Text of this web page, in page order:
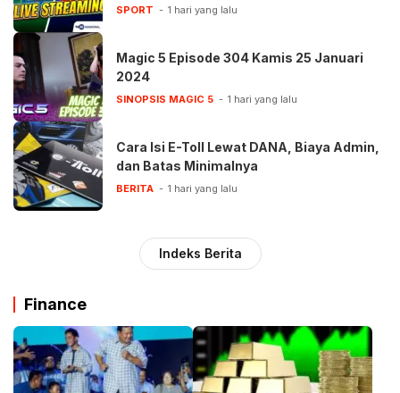
SPORT 1 hari yang lalu
Magic 5 Episode 304 Kamis 25 Januari
2024
SINOPSIS MAGIC 5 1 hari yang lalu
Cara Isi E-Toll Lewat DANA, Biaya Admin,
dan Batas Minimalnya
BERITA 1 hari yang lalu
Indeks Berita
Finance